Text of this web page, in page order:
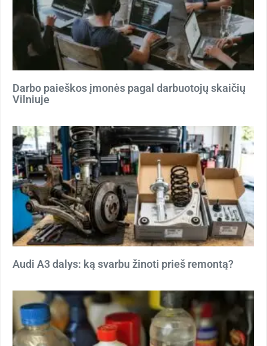
Darbo paieškos įmonės pagal darbuotojų skaičių
Vilniuje
Audi A3 dalys: ką svarbu žinoti prieš remontą?